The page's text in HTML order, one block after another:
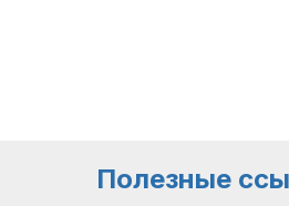
Полезные